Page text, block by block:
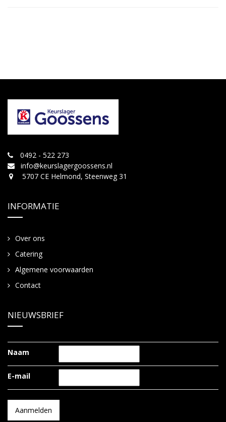
0492 - 522 273
info@keurslagergoossens.nl
5707 CE Helmond, Steenweg 31
INFORMATIE
Over ons
Catering
Algemene voorwaarden
Contact
NIEUWSBRIEF
Naam
E-mail